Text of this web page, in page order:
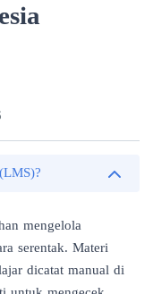
mengelola
serentak. Materi
dicatat manual di